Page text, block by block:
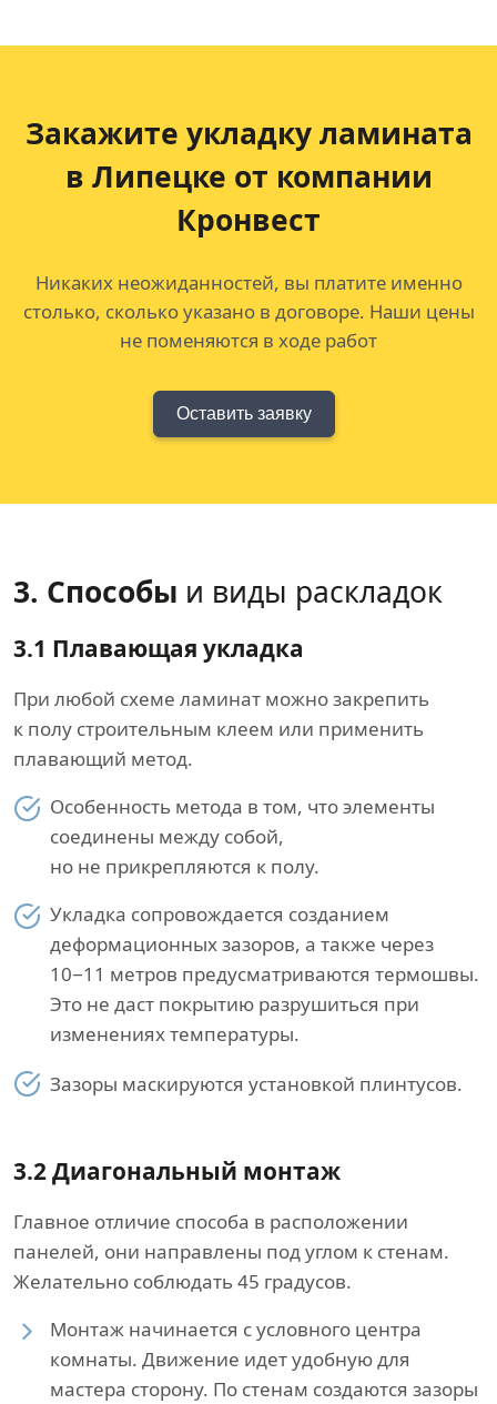
Закажите укладку ламината
в Липецке от компании
Кронвест
Никаких неожиданностей, вы платите именно
столько, сколько указано в договоре. Наши цены
не поменяются в ходе работ
Оставить заявку
3. Способы и виды раскладок
3.1 Плавающая укладка
При любой схеме ламинат можно закрепить
к полу строительным клеем или применить
плавающий метод.
Особенность метода в том, что элементы
соединены между собой,
но не прикрепляются к полу.
Укладка сопровождается созданием
деформационных зазоров, а также через
10−11 метров предусматриваются термошвы.
Это не даст покрытию разрушиться при
изменениях температуры.
Зазоры маскируются установкой плинтусов.
3.2 Диагональный монтаж
Главное отличие способа в расположении
панелей, они направлены под углом к стенам.
Желательно соблюдать 45 градусов.
Монтаж начинается с условного центра
комнаты. Движение идет удобную для
мастера сторону. По стенам создаются зазоры